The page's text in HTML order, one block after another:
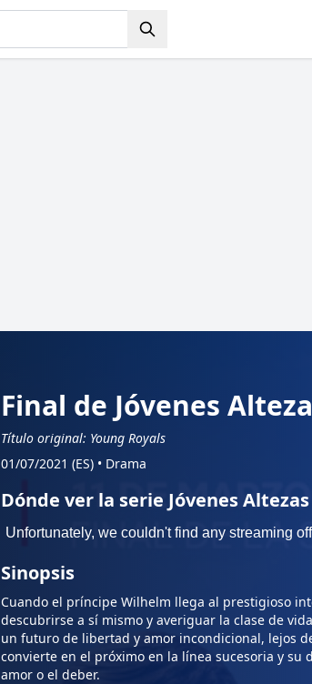
Final de Jóvenes
Título original: Young Royals
01/07/2021 (ES) • Drama
Dónde ver la serie Jóvenes
Sinopsis
Cuando el príncipe Wilhelm llega al prestigioso
descubrirse a sí mismo y averiguar la clase de
un futuro de libertad y amor incondicional, lejos
convierte en el próximo en la línea sucesoria y
amor o el deber.